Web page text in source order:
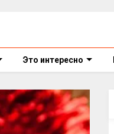
Это интересно